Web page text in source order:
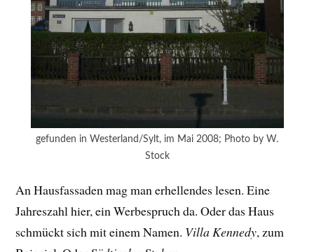
gefunden in Westerland/Sylt, im Mai 2008; Photo by W.
Stock
An Hausfassaden mag man erhellendes lesen. Eine
Jahreszahl hier, ein Werbespruch da. Oder das Haus
schmückt sich mit einem Namen. Villa Kennedy, zum